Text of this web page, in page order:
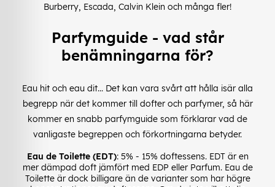
Burberry, Escada, Calvin Klein och många fler!
Parfymguide - vad står
benämningarna för?
Eau hit och eau dit... Det kan vara svårt att hålla isär alla
begrepp när det kommer till dofter och parfymer, så här
kommer en snabb parfymguide som förklarar vad de
vanligaste begreppen och förkortningarna betyder.
Eau de Toilette (EDT): 5% - 15% doftessens. EDT är en
mer dämpad doft jämfört med EDP eller Parfum. Eau de
Toilette är dock billigare än de varianter som har högre